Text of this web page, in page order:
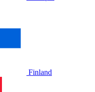
Finland